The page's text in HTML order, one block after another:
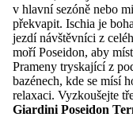
v hlavní sezóně nebo
překvapit. Ischia je
jezdí návštěvníci z
moří Poseidon, aby
Prameny tryskající z
bazénech, kde se mísí
relaxaci. Vyzkoušejte
Giardini Poseidon